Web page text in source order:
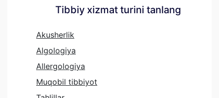
Tibbiy xizmat turini tanlang
Akusherlik
Algologiya
Allergologiya
Muqobil tibbiyot